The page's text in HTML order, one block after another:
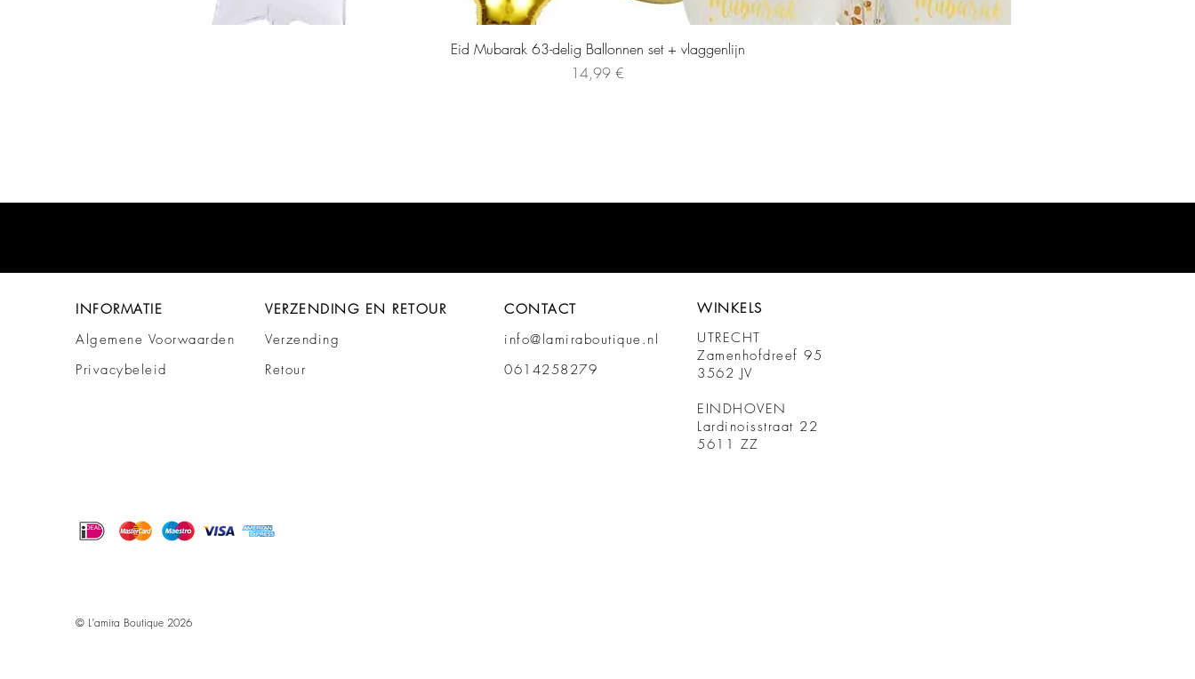
Eid Mubarak 63-delig Ballonnen set + vlaggenlijn
Precio
14,99 €
INFORMATIE
Algemene Voorwaarden
Privacybeleid
VERZENDING EN RETOUR
Verzending
Retour
CONTACT
info@lamiraboutique.nl
0614258279
WINKELS
UTRECHT
Zamenhofdreef 95
3562 JV
EINDHOVEN
Lardinoisstraat 22
5611 ZZ
© L'amira Boutique 2026